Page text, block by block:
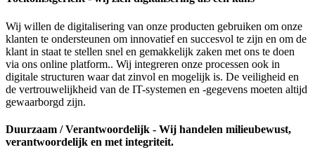
Wij willen de digitalisering van onze producten gebruiken om onze
klanten te ondersteunen om innovatief en succesvol te zijn en om de
klant in staat te stellen snel en gemakkelijk zaken met ons te doen
via ons online platform.. Wij integreren onze processen ook in
digitale structuren waar dat zinvol en mogelijk is. De veiligheid en
de vertrouwelijkheid van de IT-systemen en -gegevens moeten altijd
gewaarborgd zijn.
Duurzaam / Verantwoordelijk - Wij handelen milieubewust,
verantwoordelijk en met integriteit.